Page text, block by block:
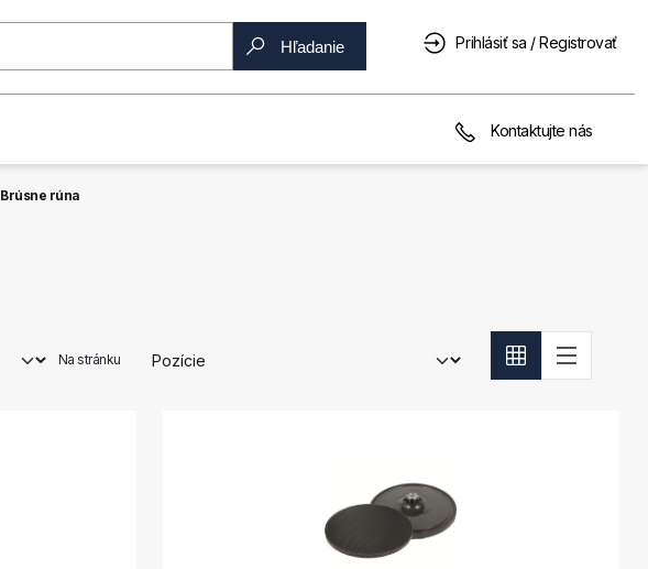
Hľadanie Prihlásiť sa / Registrovať
Kontaktujte nás
Brúsne rúna
Na stránku